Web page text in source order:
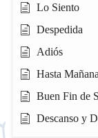
Lo Siento
Despedida
Adiós
Hasta Mañana
Buen Fin de
Descanso y